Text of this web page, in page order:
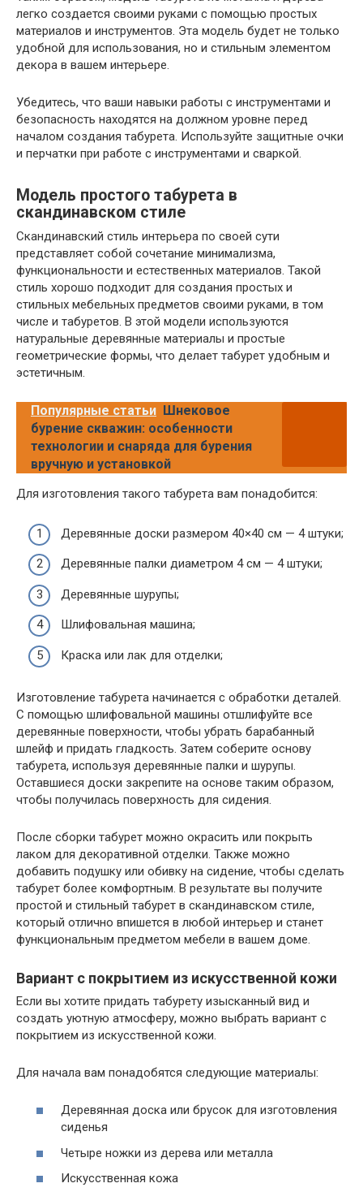
легко создается своими руками с помощью простых
материалов и инструментов. Эта модель будет не только
удобной для использования, но и стильным элементом
декора в вашем интерьере.
Убедитесь, что ваши навыки работы с инструментами и
безопасность находятся на должном уровне перед
началом создания табурета. Используйте защитные очки
и перчатки при работе с инструментами и сваркой.
Модель простого табурета в
скандинавском стиле
Скандинавский стиль интерьера по своей сути
представляет собой сочетание минимализма,
функциональности и естественных материалов. Такой
стиль хорошо подходит для создания простых и
стильных мебельных предметов своими руками, в том
числе и табуретов. В этой модели используются
натуральные деревянные материалы и простые
геометрические формы, что делает табурет удобным и
эстетичным.
Популярные статьи Шнековое
бурение скважин: особенности
технологии и снаряда для бурения
вручную и установкой
Для изготовления такого табурета вам понадобится:
Деревянные доски размером 40×40 см — 4 штуки;
Деревянные палки диаметром 4 см — 4 штуки;
Деревянные шурупы;
Шлифовальная машина;
Краска или лак для отделки;
Изготовление табурета начинается с обработки деталей.
С помощью шлифовальной машины отшлифуйте все
деревянные поверхности, чтобы убрать барабанный
шлейф и придать гладкость. Затем соберите основу
табурета, используя деревянные палки и шурупы.
Оставшиеся доски закрепите на основе таким образом,
чтобы получилась поверхность для сидения.
После сборки табурет можно окрасить или покрыть
лаком для декоративной отделки. Также можно
добавить подушку или обивку на сидение, чтобы сделать
табурет более комфортным. В результате вы получите
простой и стильный табурет в скандинавском стиле,
который отлично впишется в любой интерьер и станет
функциональным предметом мебели в вашем доме.
Вариант с покрытием из искусственной кожи
Если вы хотите придать табурету изысканный вид и
создать уютную атмосферу, можно выбрать вариант с
покрытием из искусственной кожи.
Для начала вам понадобятся следующие материалы:
Деревянная доска или брусок для изготовления
сиденья
Четыре ножки из дерева или металла
Искусственная кожа